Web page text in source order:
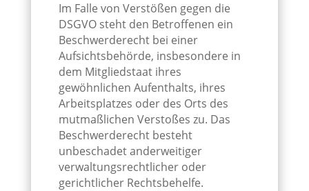
Im Falle von Verstößen gegen die
DSGVO steht den Betroffenen ein
Beschwerderecht bei einer
Aufsichtsbehörde, insbesondere in
dem Mitgliedstaat ihres
gewöhnlichen Aufenthalts, ihres
Arbeitsplatzes oder des Orts des
mutmaßlichen Verstoßes zu. Das
Beschwerderecht besteht
unbeschadet anderweitiger
verwaltungsrechtlicher oder
gerichtlicher Rechtsbehelfe.